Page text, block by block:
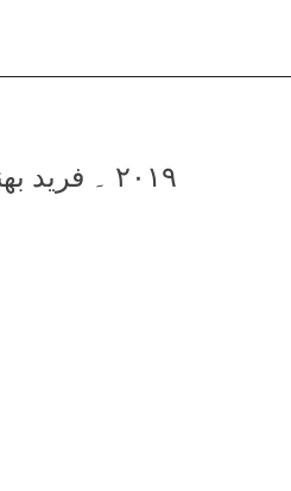
۲۰۱۹ ۔ فرید بھنڈار ۔ سارے حق راکھویں